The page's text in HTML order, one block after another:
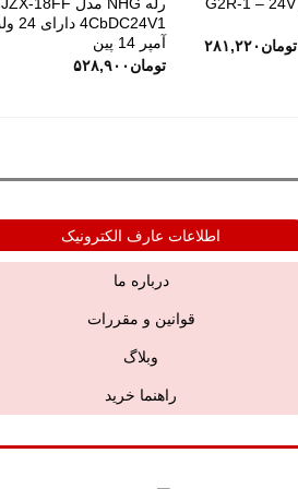
رله امرن مدل G2R-1 – 24V |
تومان۲۸۱,۲۲۰
رله NHG مدل JZX-18FF
آمپر 14 پین
تومان۵۲۸,۹۰۰
اطلاعات عارف الکترونیک
درباره ما
قوانین و مقررات
وبلاگ
راهنما خرید